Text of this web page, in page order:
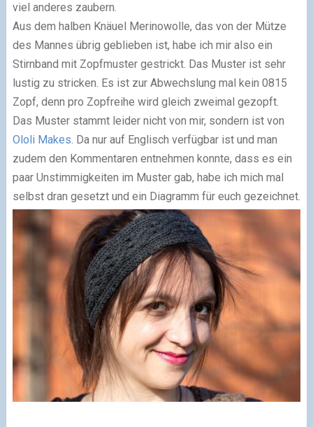
viel anderes zaubern.
Aus dem halben Knäuel Merinowolle, das von der Mütze
des Mannes übrig geblieben ist, habe ich mir also ein
Stirnband mit Zopfmuster gestrickt. Das Muster ist sehr
lustig zu stricken. Es ist zur Abwechslung mal kein 0815
Zopf, denn pro Zopfreihe wird gleich zweimal gezopft.
Das Muster stammt leider nicht von mir, sondern ist von
Ololi Makes. Da nur auf Englisch verfügbar ist und man
zudem den Kommentaren entnehmen konnte, dass es ein
paar Unstimmigkeiten im Muster gab, habe ich mich mal
selbst dran gesetzt und ein Diagramm für euch gezeichnet.